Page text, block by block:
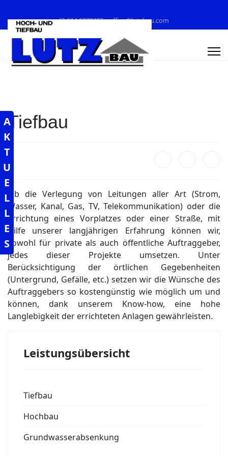
+43 664 2278255 office@lutzbau.com
Tiefbau
Ob die Verlegung von Leitungen aller Art (Strom,
Wasser, Kanal, Gas, TV, Telekommunikation) oder die
Errichtung eines Vorplatzes oder einer Straße, mit
Hilfe unserer langjährigen Erfahrung können wir,
sowohl für private als auch öffentliche Auftraggeber,
jedes dieser Projekte umsetzen. Unter
Berücksichtigung der örtlichen Gegebenheiten
(Untergrund, Gefälle, etc.) setzen wir die Wünsche des
Auftraggebers so kostengünstig wie möglich um und
können, dank unserem Know-how, eine hohe
Langlebigkeit der errichteten Anlagen gewährleisten.
Leistungsübersicht
Tiefbau
Hochbau
Grundwasserabsenkung
A
K
T
U
E
L
L
E
S